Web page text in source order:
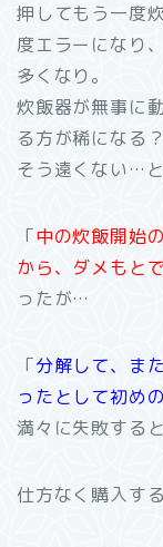
押してもう一度
度エラーになり
多くなり。
炊飯器が無事に
る方が稀になる
そう遠くない…と
「中の炊飯開始
から、ダメもと
ったが…
「分解して、ま
ったとして初め
満々に失敗する
仕方なく購入す